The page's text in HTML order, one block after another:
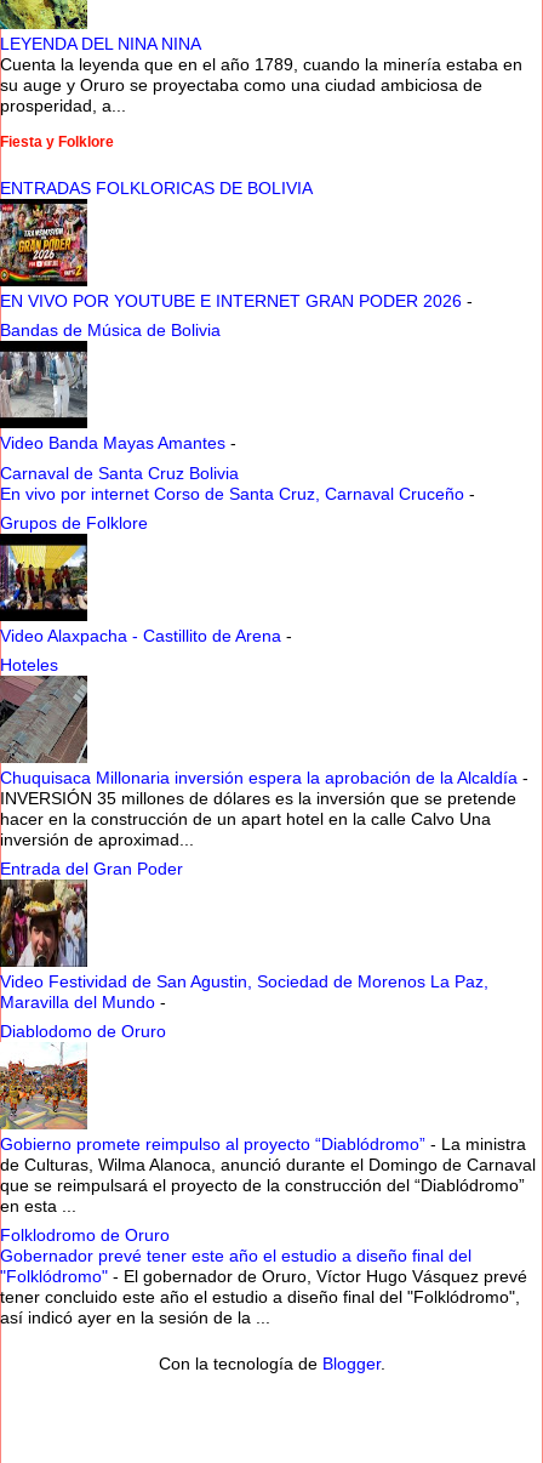
LEYENDA DEL NINA NINA
Cuenta la leyenda que en el año 1789, cuando la minería estaba en
su auge y Oruro se proyectaba como una ciudad ambiciosa de
prosperidad, a...
Fiesta y Folklore
ENTRADAS FOLKLORICAS DE BOLIVIA
EN VIVO POR YOUTUBE E INTERNET GRAN PODER 2026 -
Bandas de Música de Bolivia
Video Banda Mayas Amantes -
Carnaval de Santa Cruz Bolivia
En vivo por internet Corso de Santa Cruz, Carnaval Cruceño -
Grupos de Folklore
Video Alaxpacha - Castillito de Arena -
Hoteles
Chuquisaca Millonaria inversión espera la aprobación de la Alcaldía -
INVERSIÓN 35 millones de dólares es la inversión que se pretende
hacer en la construcción de un apart hotel en la calle Calvo Una
inversión de aproximad...
Entrada del Gran Poder
Video Festividad de San Agustin, Sociedad de Morenos La Paz,
Maravilla del Mundo -
Diablodomo de Oruro
Gobierno promete reimpulso al proyecto “Diablódromo” - La ministra
de Culturas, Wilma Alanoca, anunció durante el Domingo de Carnaval
que se reimpulsará el proyecto de la construcción del “Diablódromo”
en esta ...
Folklodromo de Oruro
Gobernador prevé tener este año el estudio a diseño final del
"Folklódromo" - El gobernador de Oruro, Víctor Hugo Vásquez prevé
tener concluido este año el estudio a diseño final del "Folklódromo",
así indicó ayer en la sesión de la ...
Con la tecnología de Blogger.